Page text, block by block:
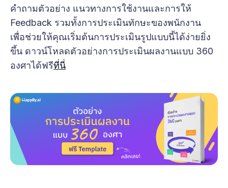
คำถามตัวอย่าง แนวทางการใช้งานและการให้
Feedback รวมทั้งการประเมินทักษะของพนักงาน
เพื่อช่วยให้คุณเริ่มต้นการประเมินรูปแบบนี้ได้ง่ายยิ่ง
ขึ้น ดาวน์โหลดตัวอย่างการประเมินผลงานแบบ 360
องศาได้ฟรีที่นี่